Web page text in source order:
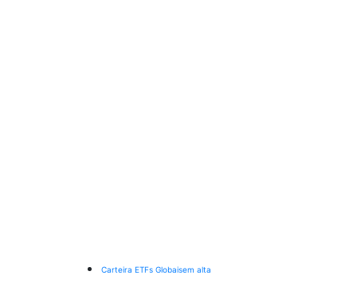
Carteira ETFs Globaisem alta